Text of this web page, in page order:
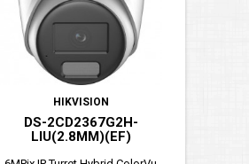
HIKVISION
DS-2CD2367G2H-
LIU(2.8MM)(EF)